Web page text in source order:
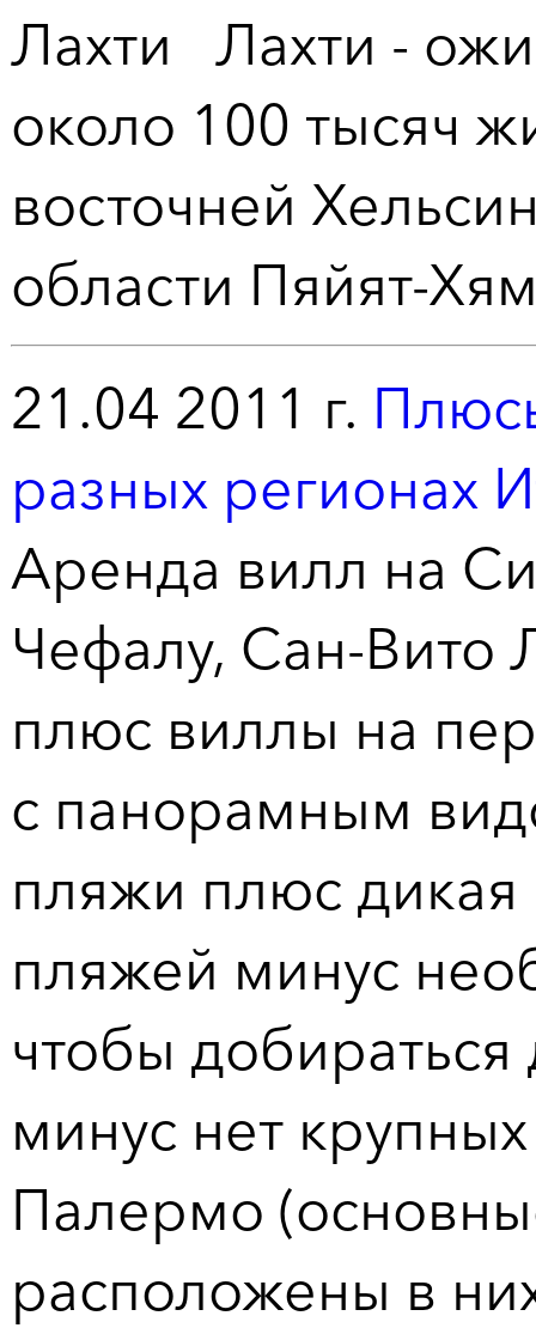
Лахти Лахти -
около 100 тысяч
восточней
области Пяйят-
21.04 2011 г.
разных регионах
Аренда вилл на
Чефалу, Сан-Вито
плюс виллы на
с панорамным
пляжи плюс
пляжей минус
чтобы
минус нет
Палермо
расположены в